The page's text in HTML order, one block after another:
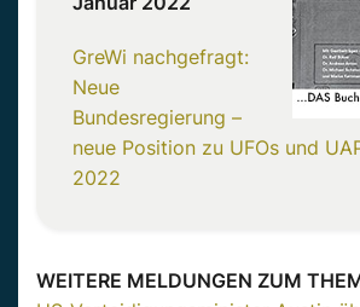
GreWi nachgefragt:
Neue
Bundesregierung –
neue Position zu UFOs und
2022
WEITERE MELDUNGEN ZUM